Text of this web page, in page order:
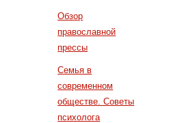
Обзор
православной
прессы
Семья в
современном
обществе. Советы
психолога